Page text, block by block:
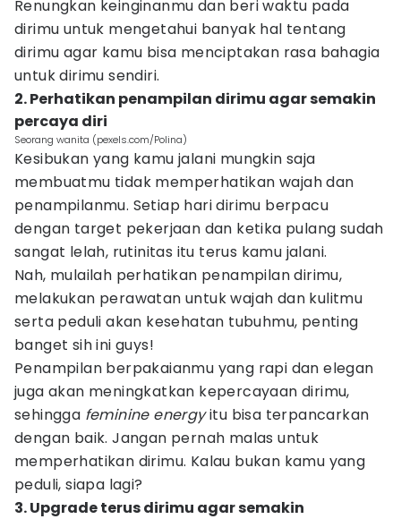
Renungkan keinginanmu dan beri waktu pada
dirimu untuk mengetahui banyak hal tentang
dirimu agar kamu bisa menciptakan rasa bahagia
untuk dirimu sendiri.
2. Perhatikan penampilan dirimu agar semakin
percaya diri
Seorang wanita (pexels.com/Polina)
Kesibukan yang kamu jalani mungkin saja
membuatmu tidak memperhatikan wajah dan
penampilanmu. Setiap hari dirimu berpacu
dengan target pekerjaan dan ketika pulang sudah
sangat lelah, rutinitas itu terus kamu jalani.
Nah, mulailah perhatikan penampilan dirimu,
melakukan perawatan untuk wajah dan kulitmu
serta peduli akan kesehatan tubuhmu, penting
banget sih ini guys!
Penampilan berpakaianmu yang rapi dan elegan
juga akan meningkatkan kepercayaan dirimu,
sehingga feminine energyitu bisa terpancarkan
dengan baik. Jangan pernah malas untuk
memperhatikan dirimu. Kalau bukan kamu yang
peduli, siapa lagi?
3. Upgrade terus dirimu agar semakin